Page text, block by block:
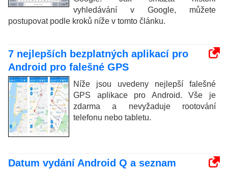
vyhledávání v Google, můžete
postupovat podle kroků níže v tomto článku.
7 nejlepších bezplatných aplikací pro
Android pro falešné GPS
Níže jsou uvedeny nejlepší falešné
GPS aplikace pro Android. Vše je
zdarma a nevyžaduje rootování
telefonu nebo tabletu.
Datum vydání Android Q a seznam